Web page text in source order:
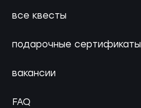
все квесты
подарочные сертификаты
вакансии
FAQ